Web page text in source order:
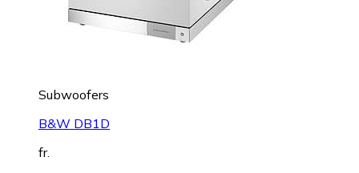
Subwoofers
B&W DB1D
fr.